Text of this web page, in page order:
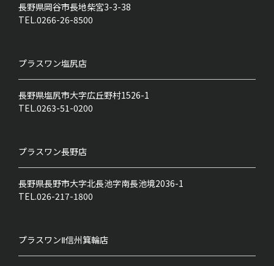
長野県岡谷市長地柴宮3-3-38
TEL.0266-26-8500
プラスワン塩尻店
長野県塩尻市大字広丘野村1526-1
TEL.0263-51-0200
プラスワン長野店
長野県長野市大字北長池字南長池境2036-1
TEL.026-217-1800
プラスワンⅡ信州箕輪店